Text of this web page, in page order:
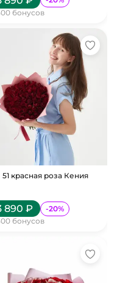
бонусов
51 красная роза Кения
890 ₽ -20%
бонусов